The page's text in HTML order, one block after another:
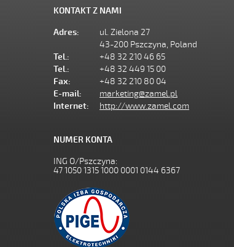
KONTAKT Z NAMI
Adres:
ul. Zielona 27
43-200 Pszczyna, Poland
Tel.:
+48 32 210 46 65
Tel.:
+48 32 449 15 00
Fax:
+48 32 210 80 04
E-mail:
marketing@zamel.pl
Internet:
http://www.zamel.com
NUMER KONTA
ING O/Pszczyna:
47 1050 1315 1000 0001 0144 6367